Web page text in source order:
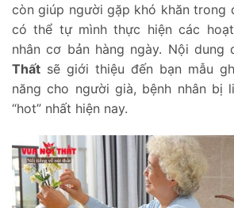
còn giúp người gặp khó khăn trong
có thể tự mình thực hiện các
nhân cơ bản hàng ngày. Nội dung
Thất sẽ giới thiệu đến bạn mẫu
năng cho người già, bệnh nhân bị
“hot” nhất hiện nay.